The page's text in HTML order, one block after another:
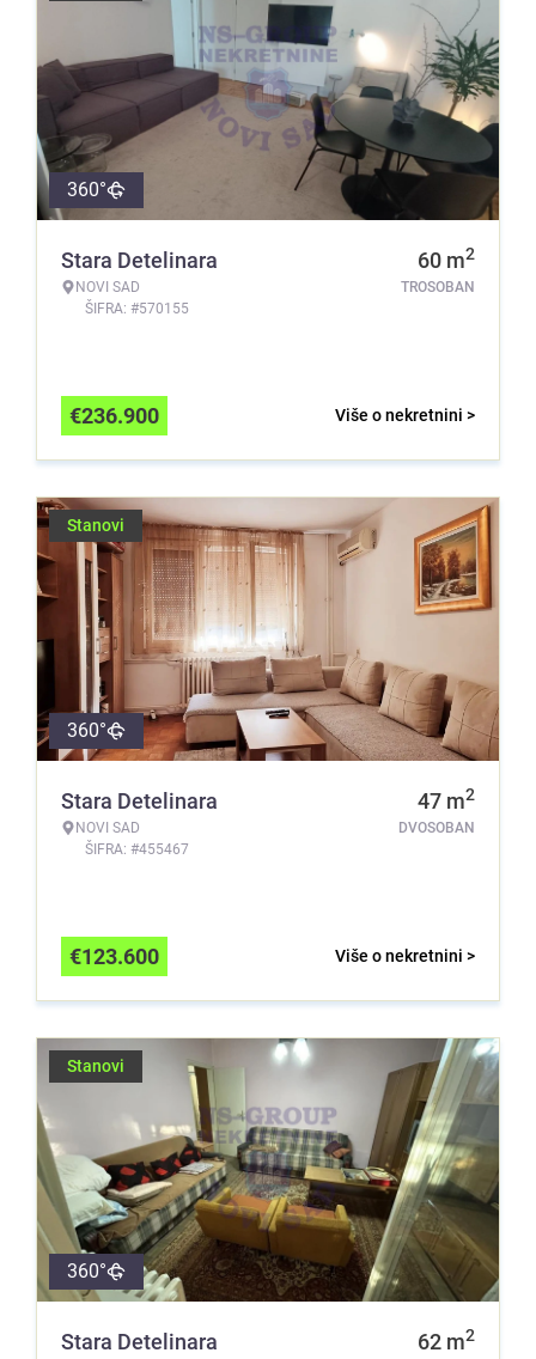
360°
Stara Detelinara
NOVI SAD
ŠIFRA: #570155
60 m2
TROSOBAN
Više o nekretnini >
€236.900
Stanovi
360°
Stara Detelinara
NOVI SAD
ŠIFRA: #455467
47 m2
DVOSOBAN
Više o nekretnini >
€123.600
Stanovi
360°
Stara Detelinara 62 m2